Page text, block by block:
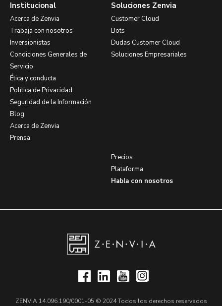
Institucional
Acerca de Zenvia
Trabaja con nosotros
Inversionistas
Condiciones Generales de
Servicio
Ética y conducta
Política de Privacidad
Seguridad de la Información
Blog
Acerca de Zenvia
Prensa
Soluciones Zenvia
Customer Cloud
Bots
Dudas Customer Cloud
Soluciones Empresariales
Precios
Plataforma
Habla con nosotros
ZENVIA 14.096.190/0001-05 © 2024 Todos los derechos reservados